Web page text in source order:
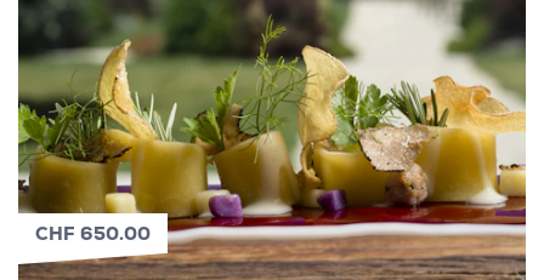
CHF 650.00